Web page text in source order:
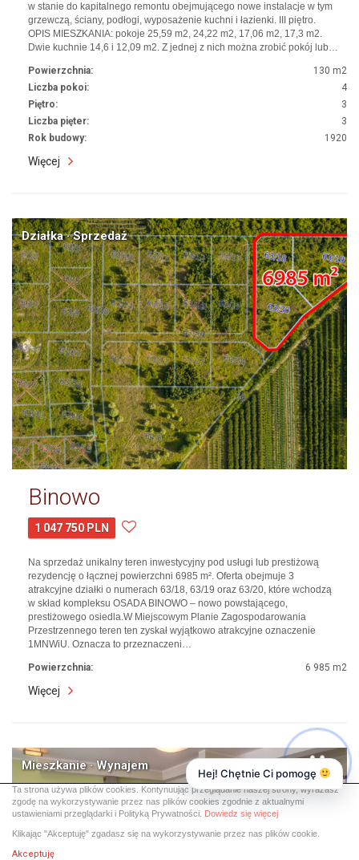
w stanie do kapitalnego remontu obejmującego nowe instalacje w tym
grzewczą, ściany, podłogi, wyposażenie kuchni i łazienki. III piętro.
OPIS MIESZKANIA: pokoje 25,59 m2, 24,22 m2, 17,06 m2, 17,3 m2.
Dwie kuchnie 14,6 i 12,09 m2. Z jednej z nich można zrobić pokój lub…
Powierzchnia:
130 m2
Liczba pokoi:
4
Piętro:
3
Liczba pięter:
3
Rok budowy:
1920
Więcej
Działka · Sprzedaż
Binowo
1 047 750 PLN
Na sprzedaż unikalny teren inwestycyjny pod usługi lub prestiżową
rezydencję o łącznej powierzchni 6985 m². Oferta obejmuje 3
atrakcyjne działki o numerach 63/18, 63/19 oraz 63/20, które wchodzą
w skład kompleksu OSADA BINOWO – nowo powstającego,
prestiżowego osiedla.W Miejscowym Planie Zagospodarowania
Przestrzennego teren ten zyskał wyjątkowo atrakcyjne oznaczenie
1MNWiU. Oznacza to przeznaczeni…
Powierzchnia: 6 985 m2
Więcej
Mieszkanie · Wynajem
Ta strona używa plików cookies. Kontynuując przeglądanie naszej strony, wyrażasz
zgodę na wykorzystywanie przez nas plików cookies zgodnie z aktualnymi
ustawieniami przeglądarki i Polityką Prywatności. Dowiedz się więcej
Klikając "Akceptuję" zgadasz się na wykorzystywanie przez nas plików cookie.
Akceptuję
Hej! Chętnie Ci pomogę